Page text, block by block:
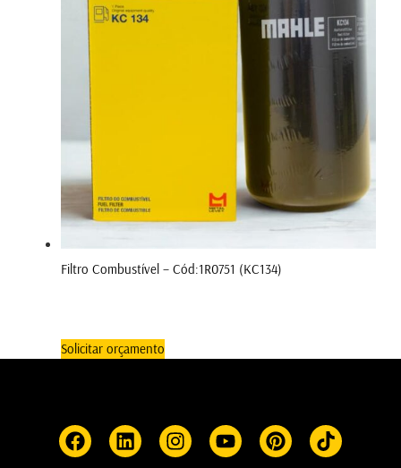
Filtro Combustível – Cód:1R0751 (KC134)
Solicitar orçamento